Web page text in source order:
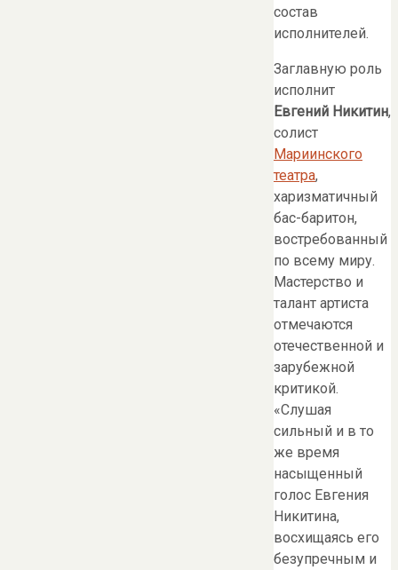
состав
исполнителей.
Заглавную роль
исполнит
Евгений Никитин,
солист
Мариинского
театра,
харизматичный
бас-баритон,
востребованный
по всему миру.
Мастерство и
талант артиста
отмечаются
отечественной и
зарубежной
критикой.
«Слушая
сильный и в то
же время
насыщенный
голос Евгения
Никитина,
восхищаясь его
безупречным и